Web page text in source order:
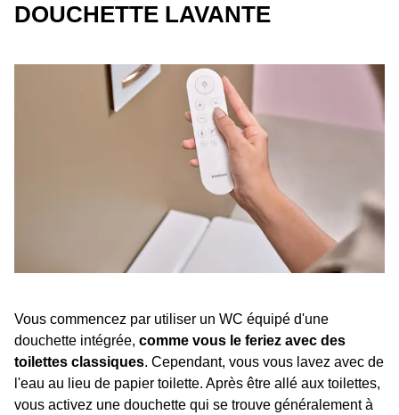
DOUCHETTE LAVANTE
Vous commencez par utiliser un WC équipé d'une
douchette intégrée, comme vous le feriez avec des
toilettes classiques. Cependant, vous vous lavez avec de
l'eau au lieu de papier toilette. Après être allé aux toilettes,
vous activez une douchette qui se trouve généralement à